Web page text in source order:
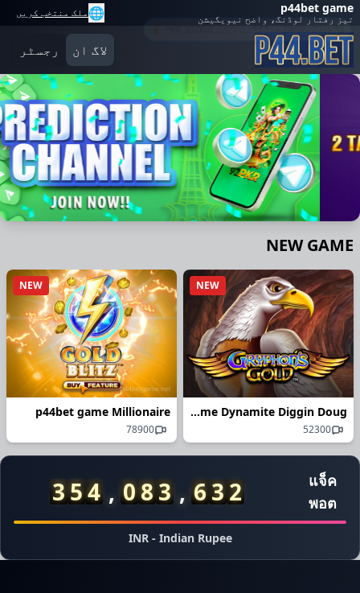
p44bet game
تیز رفتار لوڈنگ، واضح نیویگیشن 🌐ملک منتخب کریں
لاگ ان رجسٹر
NEW GAME
NEW
p44bet game Dynamite Diggin Doug
52300
NEW
p44bet game Millionaire
78900
29/06/2026 اح*** کی رقم نکلوانا کامیاب رہا 6,500 PKR 🏦
29/06/2026 خا*** نے جیتے 30,000 PKR 💰
29/06/2026 احم*** کو بونس ملا 2,400 PKR 🎉
29/06/2026 احمد*** کو ریبیٹ ملا 1,500 PKR 🎊
29/06/2026 احمدم*** نے جیتے 37,000 PKR 💰
แจ็ค
พอต
2
3
6
,
2
9
8
,
8
1
4
INR - Indian Rupee